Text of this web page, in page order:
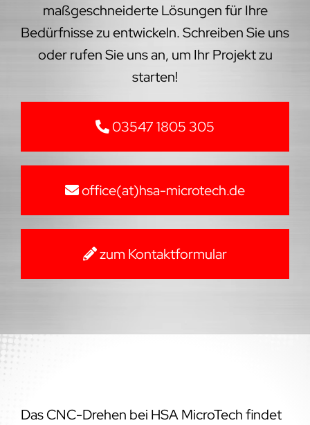
maßgeschneiderte Lösungen für Ihre
Bedürfnisse zu entwickeln. Schreiben Sie uns
oder rufen Sie uns an, um Ihr Projekt zu
starten!
03547 1805 305
office(at)hsa-microtech.de
zum Kontaktformular
Das CNC-Drehen bei HSA MicroTech findet